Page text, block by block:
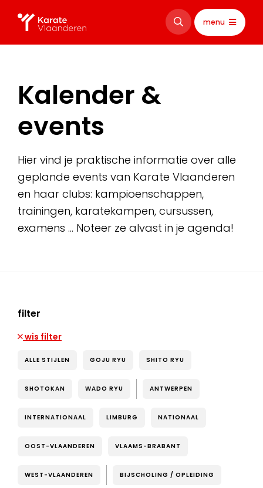
menu
Kalender &
events
Hier vind je praktische informatie over alle
geplande events van Karate Vlaanderen
en haar clubs: kampioenschappen,
trainingen, karatekampen, cursussen,
examens … Noteer ze alvast in je agenda!
filter
wis filter
ALLE STIJLEN GOJU RYU SHITO RYU
SHOTOKAN WADO RYU ANTWERPEN
INTERNATIONAAL LIMBURG NATIONAAL
OOST-VLAANDEREN VLAAMS-BRABANT
WEST-VLAANDEREN BIJSCHOLING / OPLEIDING